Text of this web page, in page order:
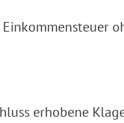
Einkommensteuer
erhobene